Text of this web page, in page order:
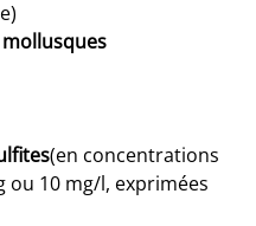
(en concentrations
ou 10 mg/l, exprimées